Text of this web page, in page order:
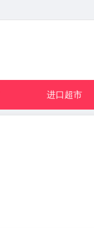
进口超市